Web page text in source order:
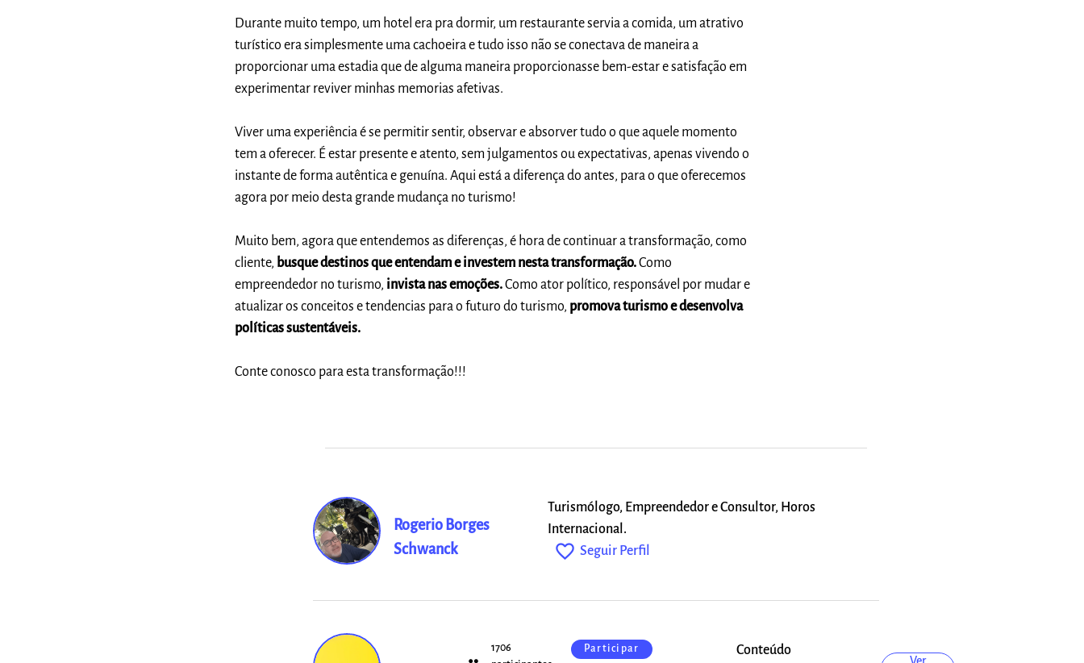
Durante muito tempo, um hotel era pra dormir, um restaurante servia a comida, um atrativo
turístico era simplesmente uma cachoeira e tudo isso não se conectava de maneira a
proporcionar uma estadia que de alguma maneira proporcionasse bem-estar e satisfação em
experimentar reviver minhas memorias afetivas.
Viver uma experiência é se permitir sentir, observar e absorver tudo o que aquele momento
tem a oferecer. É estar presente e atento, sem julgamentos ou expectativas, apenas vivendo o
instante de forma autêntica e genuína. Aqui está a diferença do antes, para o que oferecemos
agora por meio desta grande mudança no turismo!
Muito bem, agora que entendemos as diferenças, é hora de continuar a transformação, como
cliente, busque destinos que entendam e investem nesta transformação.Como
empreendedor no turismo, invista nas emoções.Como ator político, responsável por mudar e
atualizar os conceitos e tendencias para o futuro do turismo, promova turismo e desenvolva
políticas sustentáveis.
Conte conosco para esta transformação!!!
Rogerio Borges
Schwanck
Turismólogo, Empreendedor e Consultor, Horos
Internacional.
favorite_outline Seguir Perfil
1706
Participar
Conteúdo
Ver